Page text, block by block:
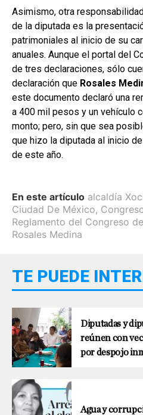
Asimismo, otra
de la diputada es la
patrimoniales al inicio de su
anuales. Aunque el portal del
de tres declaraciones, sólo
declaración que Rosales
este documento declaró una
a 400 mil pesos y un vehículo
monto; pero, sin que sea
que hizo la diputada al inicio
de este año.
En este artículo alcaldía
Ciudad De México,
Reglamento del Congreso
Rosales Medina
TE PUEDE
Diputadas y
reúnen con
por despojo
Agua y